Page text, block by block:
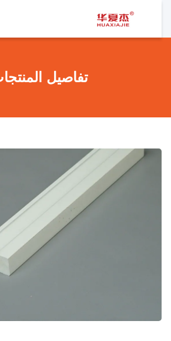
تفاصيل